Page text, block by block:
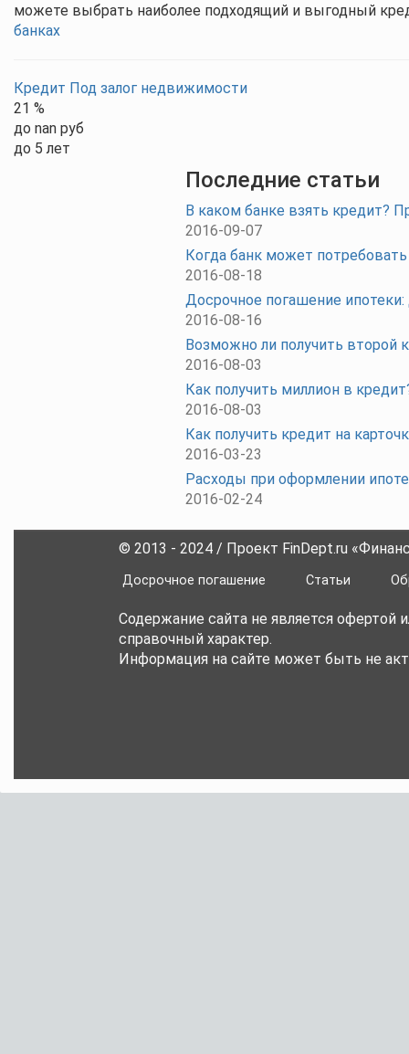
можете выбрать наиболее подходящий и выгодный
банках
Кредит Под залог недвижимости
21 %
до nan руб
до 5 лет
Последние статьи
В каком банке взять кредит?
2016-09-07
Когда банк может
2016-08-18
Досрочное погашение
2016-08-16
Возможно ли получить второй
2016-08-03
Как получить миллион в
2016-08-03
Как получить кредит на
2016-03-23
Расходы при оформлении
2016-02-24
© 2013 - 2024 / Проект FinDept.ru
Досрочное погашение Статьи
Содержание сайта не является
справочный характер.
Информация на сайте может быть не